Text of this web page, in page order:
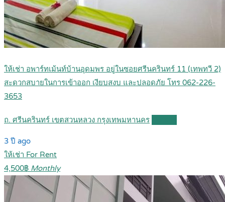
ให้เช่า อพาร์ทเม้นท์บ้านอุดมพร อยู่ในซอยศรีนครินทร์ 11 (เทพทวี 2)
สะดวกสบายในการเข้าออก เงียบสงบ และปลอดภัย โทร 062-226-
3653
ถ. ศรีนครินทร์ เขตสวนหลวง กรุงเทพมหานคร
3 ปี ago
ให้เช่า For Rent
4,500฿ Monthly